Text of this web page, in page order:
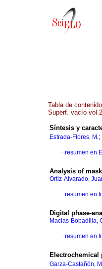
Tabla de contenido
Superf. vacío
Síntesis y
Estrada-Flores, M.;
· resumen en
Analysis of
Ortiz-Alvarado,
· resumen en
Digital phase-
Macias-Bobadilla,
· resumen en
Electrochemical
Garza-Castañón,